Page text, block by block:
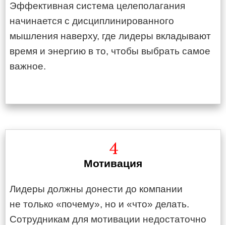
Эффективная система целеполагания
начинается с дисциплинированного
мышления наверху, где лидеры вкладывают
время и энергию в то, чтобы выбрать самое
важное.
4
Мотивация
Лидеры должны донести до компании
не только «почему», но и «что» делать.
Сотрудникам для мотивации недостаточно